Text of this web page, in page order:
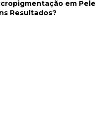
em Pele
Resultados?